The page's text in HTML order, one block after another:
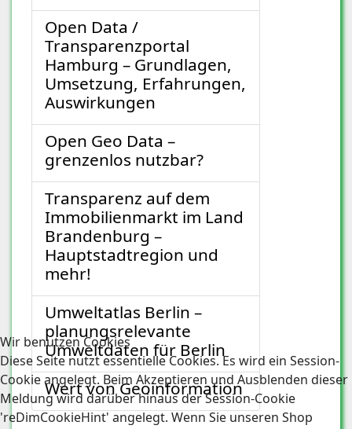
Open Data /
Transparenzportal
Hamburg – Grundlagen,
Umsetzung, Erfahrungen,
Auswirkungen
Open Geo Data –
grenzenlos nutzbar?
Transparenz auf dem
Immobilienmarkt im Land
Brandenburg –
Hauptstadtregion und
mehr!
Umweltatlas Berlin –
planungsrelevante
Umweltdaten für Berlin
Wert von Geoinformation
Wir benutzen Cookies
Diese Seite nutzt essentielle Cookies. Es wird ein Session-
Cookie angelegt. Beim Akzeptieren und Ausblenden dieser
Meldung wird darüber hinaus der Session-Cookie
'reDimCookieHint' angelegt. Wenn Sie unseren Shop